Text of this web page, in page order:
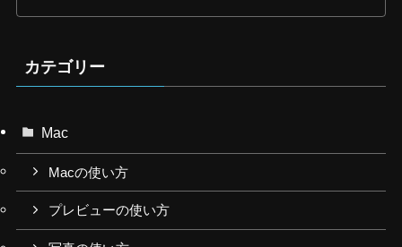
カテゴリー
Mac
Macの使い方
プレビューの使い方